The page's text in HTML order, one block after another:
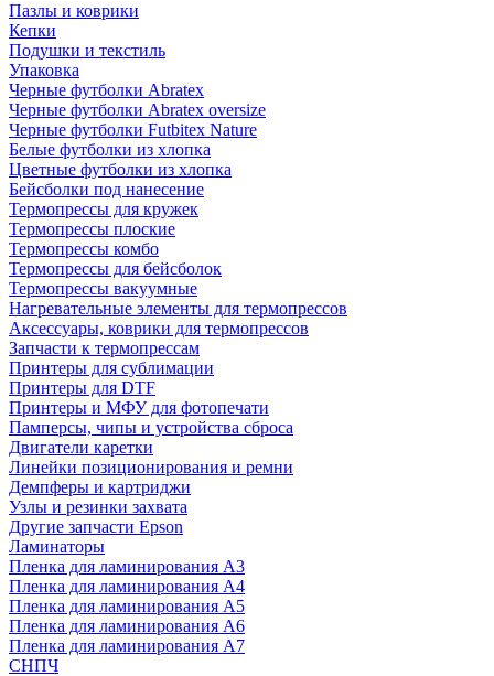
Пазлы и коврики
Кепки
Подушки и текстиль
Упаковка
Черные футболки Abratex
Черные футболки Abratex oversize
Черные футболки Futbitex Nature
Белые футболки из хлопка
Цветные футболки из хлопка
Бейсболки под нанесение
Термопрессы для кружек
Термопрессы плоские
Термопрессы комбо
Термопрессы для бейсболок
Термопрессы вакуумные
Нагревательные элементы для термопрессов
Аксессуары, коврики для термопрессов
Запчасти к термопрессам
Принтеры для сублимации
Принтеры для DTF
Принтеры и МФУ для фотопечати
Памперсы, чипы и устройства сброса
Двигатели каретки
Линейки позиционирования и ремни
Демпферы и картриджи
Узлы и резинки захвата
Другие запчасти Epson
Ламинаторы
Пленка для ламинирования А3
Пленка для ламинирования А4
Пленка для ламинирования А5
Пленка для ламинирования А6
Пленка для ламинирования А7
СНПЧ